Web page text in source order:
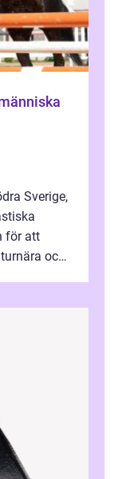
Sverige,
för att
och